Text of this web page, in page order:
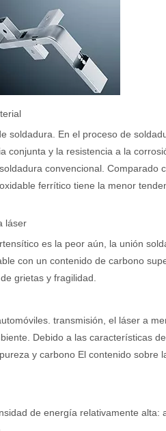
En el mundo en rápida
una variedad de tubos
soldadura. En el proceso de
y la resistencia a la
convencional. Comparado
ferrítico tiene la menor
láser
es la peor aún, la unión
con un contenido de carbono
grietas y fragilidad.
transmisión, el láser a
Debido a las características
y carbono El contenido sobre
de energía relativamente alta: